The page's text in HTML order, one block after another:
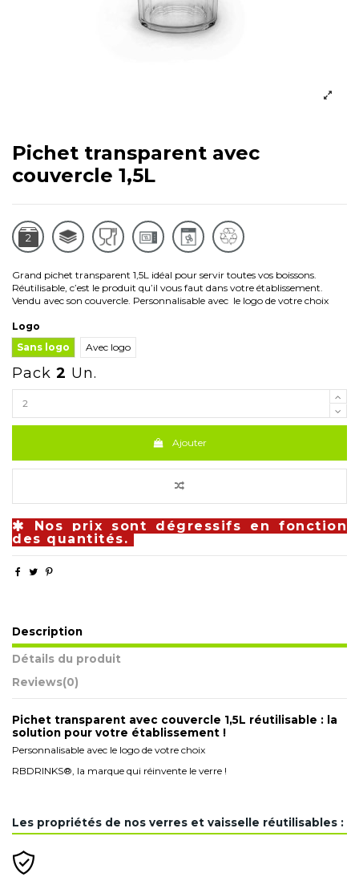
Pichet transparent avec
couvercle 1,5L
2
Grand pichet transparent 1,5L idéal pour servir toutes vos boissons.
Réutilisable, c’est le produit qu’il vous faut dans votre établissement.
Vendu avec son couvercle. Personnalisable avec le logo de votre choix
Logo
Sans logo
Avec logo
Pack 2 Un.
Ajouter
Nos prix sont dégressifs en fonction
des quantités.
Description
Détails du produit
Reviews(0)
Pichet transparent avec couvercle 1,5L réutilisable : la
solution pour votre établissement !
Personnalisable avec le logo de votre choix
RBDRINKS®, la marque qui réinvente le verre !
Les propriétés de nos verres et vaisselle réutilisables :